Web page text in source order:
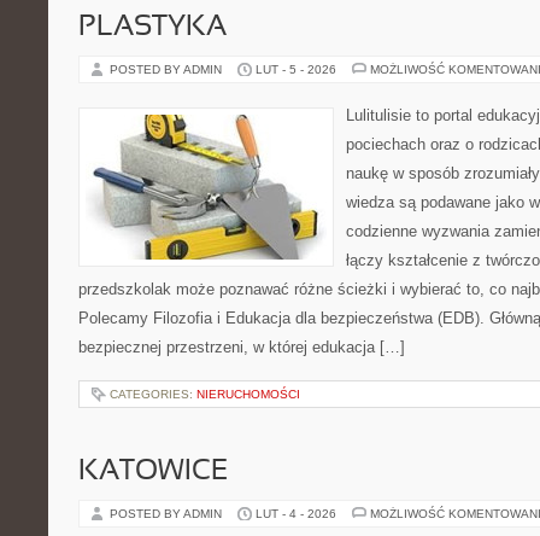
PLASTYKA
POSTED BY ADMIN LUT - 5 - 2026 MOŻLIWOŚĆ
Lulitulisie to portal
pociechach oraz o
naukę w sposób
wiedza są podawane jako
codzienne wyzwania
łączy kształcenie z
przedszkolak może poznawać różne ścieżki i wybierać to, co
Polecamy Filozofia i Edukacja dla bezpieczeństwa (EDB).
bezpiecznej przestrzeni, w której edukacja […]
CATEGORIES: NIERUCHOMOŚCI
KATOWICE
POSTED BY ADMIN LUT - 4 - 2026 MOŻLIWOŚĆ